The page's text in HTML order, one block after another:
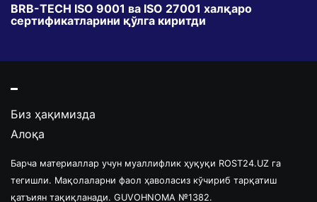
BRB-TECH ISO 9001 ва ISO 27001 халқаро
сертификатларини қўлга киритди
Биз ҳақимизда
Алоқа
Барча материаллар учун муаллифлик ҳуқуқи ROST24.UZ га
тегишли. Мақолаларни фаол ҳаволасиз кўчириб тарқатиш
қатъиян тақиқланади. GUVOHNOMA №1382.